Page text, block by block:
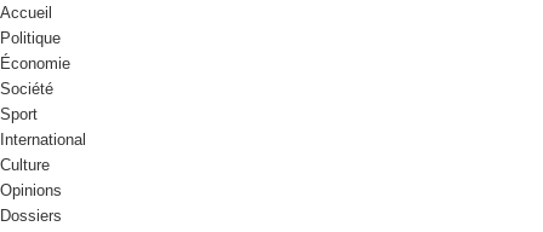
Accueil
Politique
Économie
Société
Sport
International
Culture
Opinions
Dossiers